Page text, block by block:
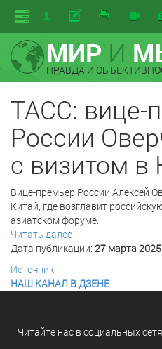
МИРИ
ПРАВДА И
ТАСС: вице-
России
с визитом в
Вице-премьер России Алексей
Китай, где возглавит
азиатском форуме.
Читать далее
Дата публикации: 27 марта
Источник
НАШ КАНАЛ В ДЗЕНЕ
Читайте нас в социальных